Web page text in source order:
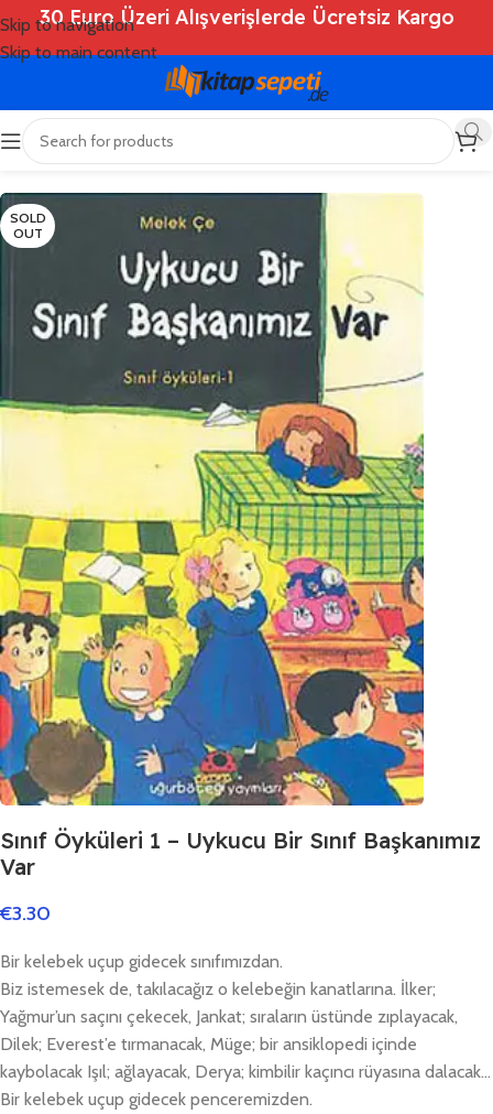
Skip to navigation
Skip to main content
30 Euro Üzeri Alışverişlerde Ücretsiz Kargo
Ana Sayfa Shop
SOLD
OUT
Sınıf Öyküleri 1 – Uykucu Bir Sınıf Başkanımız
Var
€3.30
Bir kelebek uçup gidecek sınıfımızdan.
Biz istemesek de, takılacağız o kelebeğin kanatlarına. İlker;
Yağmur’un saçını çekecek, Jankat; sıraların üstünde zıplayacak,
Dilek; Everest’e tırmanacak, Müge; bir ansiklopedi içinde
kaybolacak Işıl; ağlayacak, Derya; kimbilir kaçıncı rüyasına dalacak…
Bir kelebek uçup gidecek penceremizden.